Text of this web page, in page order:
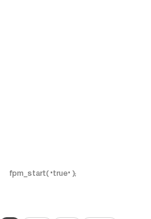
fpm_start( "true" );